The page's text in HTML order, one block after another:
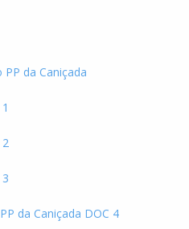
da Caniçada
da Caniçada DOC 4